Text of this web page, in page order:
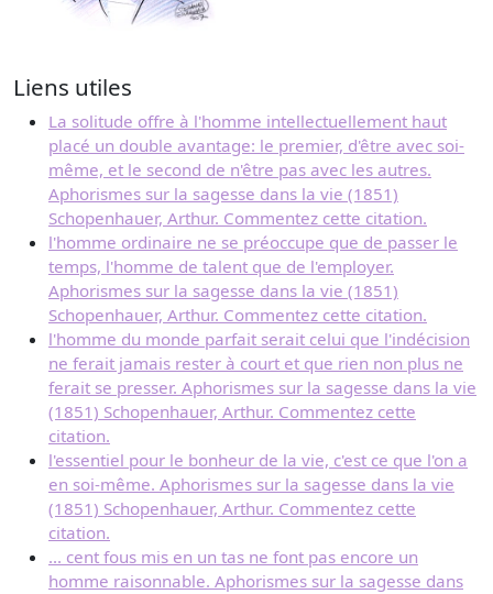
Liens utiles
La solitude offre à l'homme intellectuellement haut
placé un double avantage: le premier, d'être avec soi-
même, et le second de n'être pas avec les autres.
Aphorismes sur la sagesse dans la vie (1851)
Schopenhauer, Arthur. Commentez cette citation.
l'homme ordinaire ne se préoccupe que de passer le
temps, l'homme de talent que de l'employer.
Aphorismes sur la sagesse dans la vie (1851)
Schopenhauer, Arthur. Commentez cette citation.
l'homme du monde parfait serait celui que l'indécision
ne ferait jamais rester à court et que rien non plus ne
ferait se presser. Aphorismes sur la sagesse dans la vie
(1851) Schopenhauer, Arthur. Commentez cette
citation.
l'essentiel pour le bonheur de la vie, c'est ce que l'on a
en soi-même. Aphorismes sur la sagesse dans la vie
(1851) Schopenhauer, Arthur. Commentez cette
citation.
... cent fous mis en un tas ne font pas encore un
homme raisonnable. Aphorismes sur la sagesse dans